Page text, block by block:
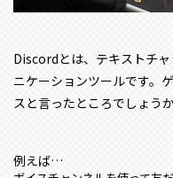
Discordとは、テキストチ
ニケーションツールです。
スと言ったところでしょうか
例えば…